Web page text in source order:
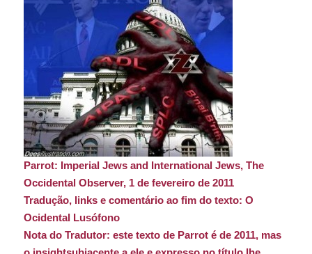
Parrot: Imperial Jews and International Jews, The
Occidental Observer, 1 de fevereiro de 2011
Tradução, links e comentárioao fim do texto: O
Ocidental Lusófono
Nota do Tradutor: este texto de Parrot é de 2011, mas